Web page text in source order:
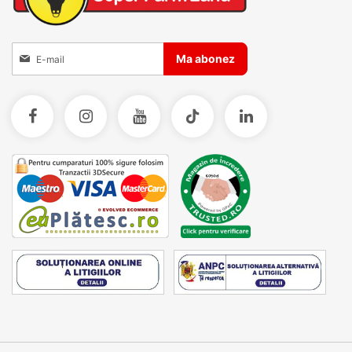
veterinar si echipeaza-ti cabinetul cu cele mai bune
Inscrieti-va la Buletinele noastre informative
Ma abonez